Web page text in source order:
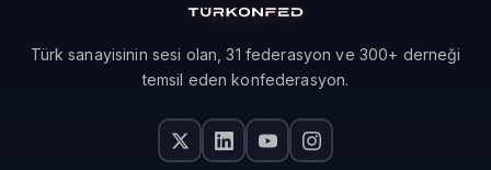
Türk sanayisinin sesi olan, 31 federasyon ve 300+ derneği
temsil eden konfederasyon.